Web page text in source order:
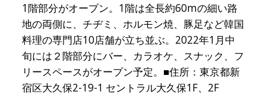
1階部分がオープン。1階は全長約60mの細い路
地の両側に、チヂミ、ホルモン焼、豚足など韓国
料理の専門店10店舗が立ち並ぶ。2022年1月中
旬には２階部分にバー、カラオケ、スナック、フ
リースペースがオープン予定。■住所：東京都新
宿区大久保2-19-1 セントラル大久保1F、2F